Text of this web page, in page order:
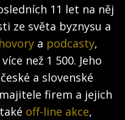
11 let na něj
ze světa byznysu a
a podcasty,
než 1 500. Jeho
a slovenské
firem a jejich
off-line akce,